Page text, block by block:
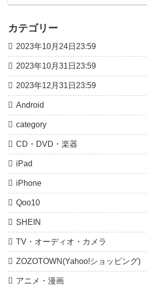
カテゴリー
2023年10月24日23:59
2023年10月31日23:59
2023年12月31日23:59
Android
category
CD・DVD・楽器
iPad
iPhone
Qoo10
SHEIN
TV・オーディオ・カメラ
ZOZOTOWN(Yahoo!ショッピング)
アニメ・漫画